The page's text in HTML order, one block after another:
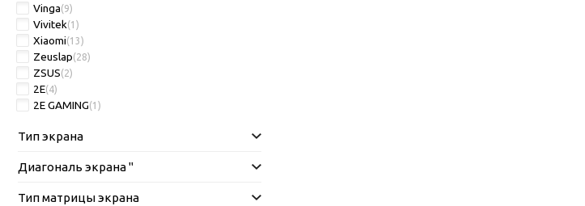
Vinga(9)
Vivitek(1)
Xiaomi(13)
Zeuslap(28)
ZSUS(2)
2E(4)
2E GAMING(1)
Тип экрана
Диагональ экрана "
Тип матрицы экрана